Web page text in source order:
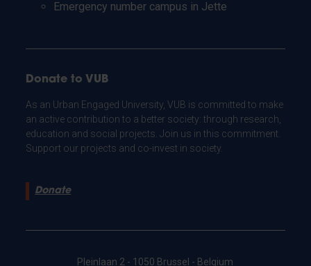
Emergency number campus in Jette
Donate to VUB
As an Urban Engaged University, VUB is committed to make
an active contribution to a better society: through research,
education and social projects. Join us in this commitment.
Support our projects and co-invest in society.
Donate
Pleinlaan 2 - 1050 Brussel - Belgium